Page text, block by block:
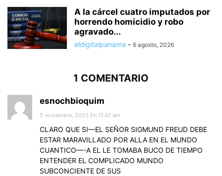
A la cárcel cuatro imputados por
horrendo homicidio y robo
agravado...
eldigitalpanama - 6 agosto, 2026
1 COMENTARIO
esnochbioquim
5 noviembre, 2025 En 11:47 am
CLARO QUE SI—EL SEÑOR SIGMUND FREUD DEBE
ESTAR MARAVILLADO POR ALLA EN EL MUNDO
CUANTICO—-A EL LE TOMABA BUCO DE TIEMPO
ENTENDER EL COMPLICADO MUNDO
SUBCONCIENTE DE SUS